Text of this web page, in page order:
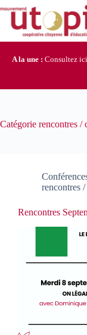
contenu
A la une : Consultez ici
Catégorie rencontres /
rencontres /
Rencontres